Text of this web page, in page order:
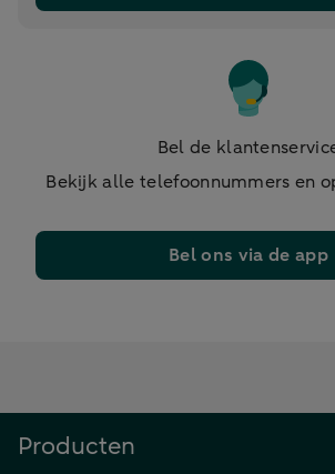
Bel de
Bekijk alle telefoonnummers en
Bel ons via de app
Producten